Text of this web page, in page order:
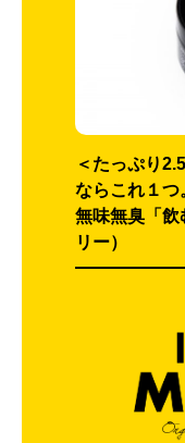
＜たっぷり
ならこれ１つ
無味無臭「
リー）